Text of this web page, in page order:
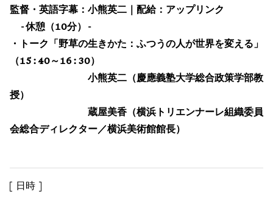
監督・英語字幕：小熊英二｜配給：アップリンク
-休憩（10分）-
・トーク「野草の生きかた：ふつうの人が世界を変える」
（15:40～16:30）
小熊英二（慶應義塾大学総合政策学部教
授）
蔵屋美香（横浜トリエンナーレ組織委員
会総合ディレクター／横浜美術館館長）
日時